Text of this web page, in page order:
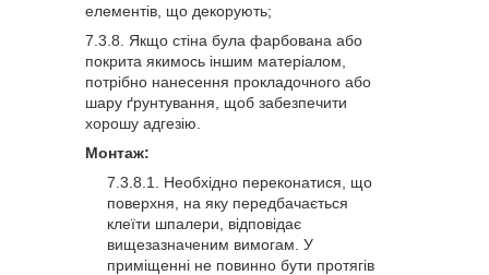
елементів, що декорують;
Якщо стіна була фарбована або
покрита якимось іншим матеріалом,
потрібно нанесення прокладочного або
шару ґрунтування, щоб забезпечити
хорошу адгезію.
Монтаж:
Необхідно переконатися, що
поверхня, на яку передбачається
клеїти шпалери, відповідає
вищезазначеним вимогам. У
приміщенні не повинно бути протягів